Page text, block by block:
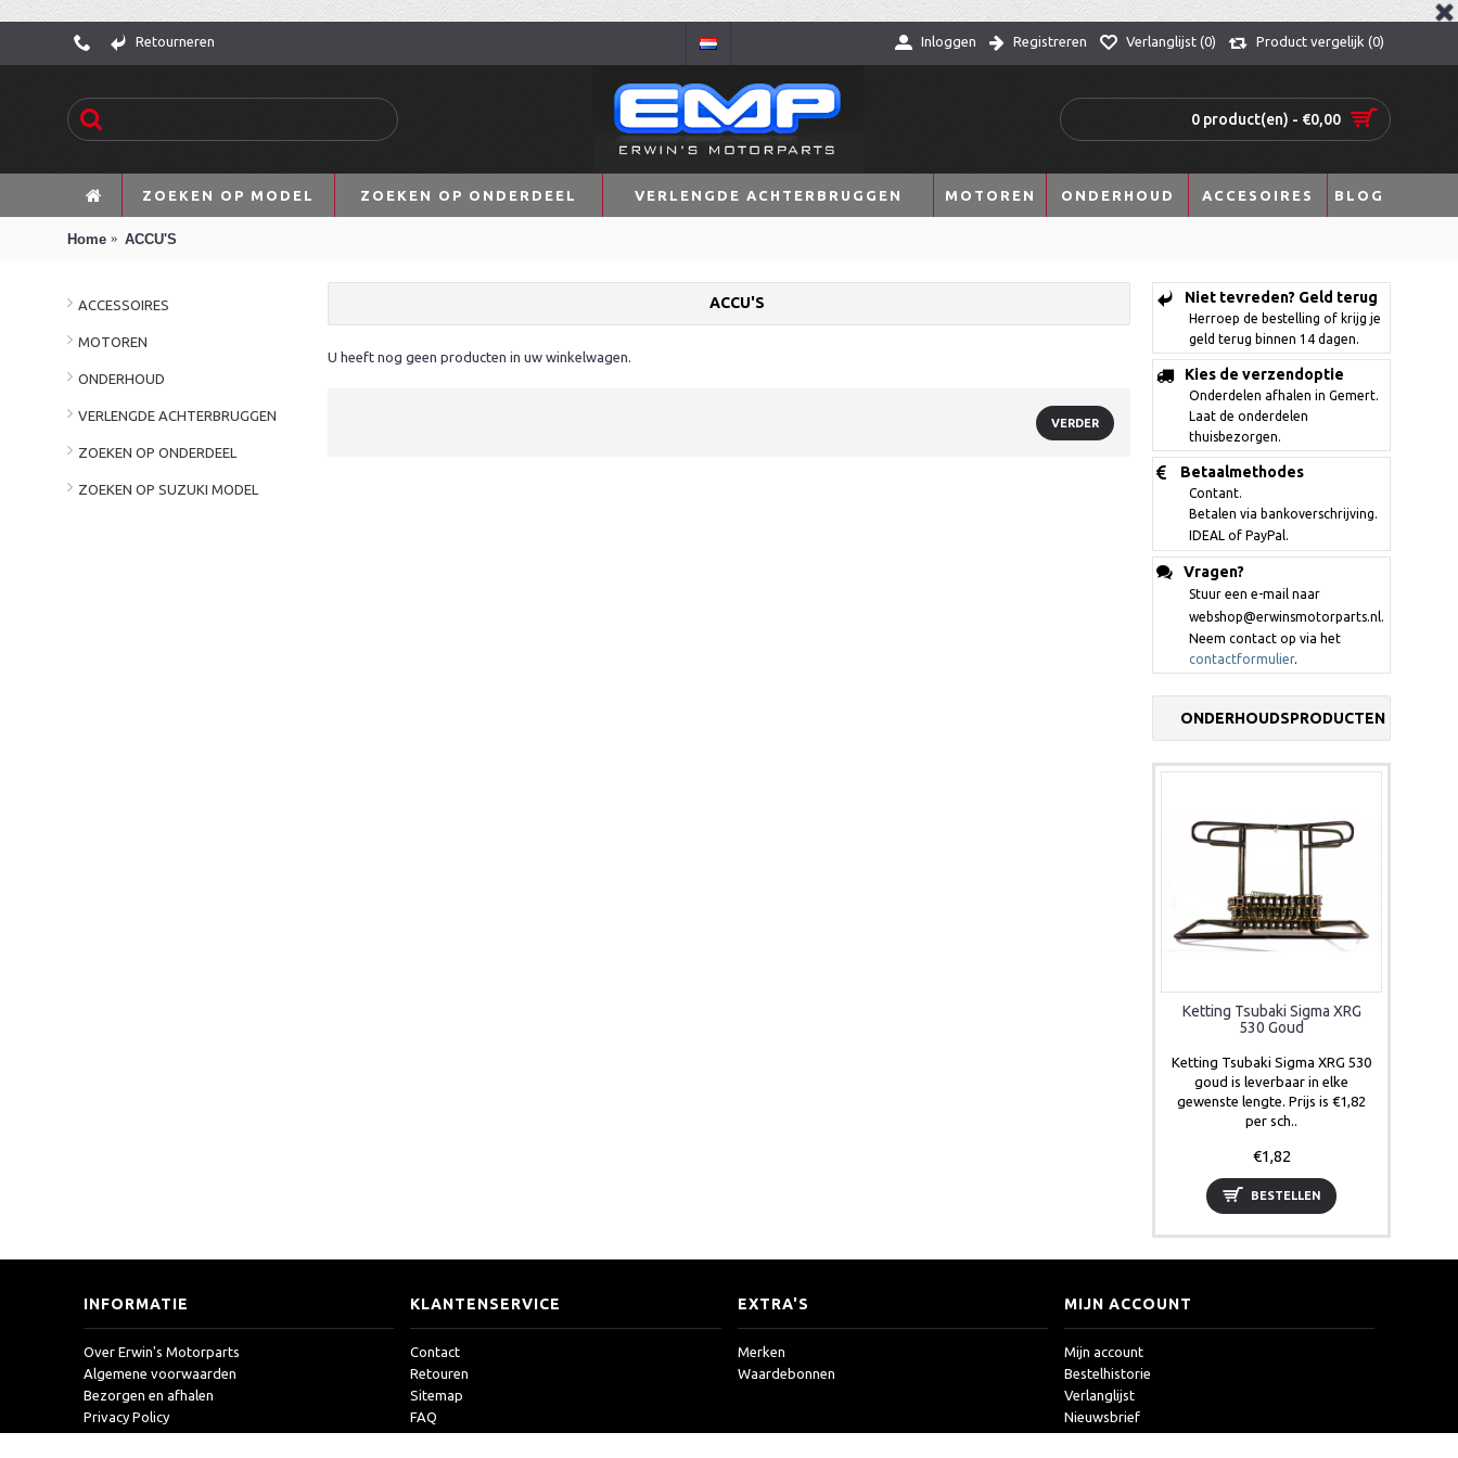
Retourneren Inloggen Registreren Verlanglijst (0) Product vergelijk (0)
0 product(en) - €0,00
ZOEKEN OP MODEL ZOEKEN OP ONDERDEEL VERLENGDE ACHTERBRUGGEN MOTOREN ONDERHOUD ACCESOIRES BLOG
Home ACCU'S
ACCESSOIRES
MOTOREN
ONDERHOUD
VERLENGDE ACHTERBRUGGEN
ZOEKEN OP ONDERDEEL
ZOEKEN OP SUZUKI MODEL
Niet tevreden? Geld terug
Herroep de bestelling of krijg je
geld terug binnen 14 dagen.
Kies de verzendoptie
Onderdelen afhalen in Gemert.
Laat de onderdelen
thuisbezorgen.
Betaalmethodes
Contant.
Betalen via bankoverschrijving.
IDEAL of PayPal.
Vragen?
Stuur een e-mail naar
webshop@erwinsmotorparts.nl.
Neem contact op via het
contactformulier.
ONDERHOUDSPRODUCTEN
Ketting Tsubaki Sigma XRG
530 Goud
Ketting Tsubaki Sigma XRG 530
goud is leverbaar in elke
gewenste lengte. Prijs is €1,82
per sch..
€1,82
BESTELLEN
ACCU'S
U heeft nog geen producten in uw winkelwagen.
VERDER
INFORMATIE
Over Erwin's Motorparts
Algemene voorwaarden
Bezorgen en afhalen
Privacy Policy
KLANTENSERVICE
Contact
Retouren
Sitemap
FAQ
EXTRA'S
Merken
Waardebonnen
MIJN ACCOUNT
Mijn account
Bestelhistorie
Verlanglijst
Nieuwsbrief